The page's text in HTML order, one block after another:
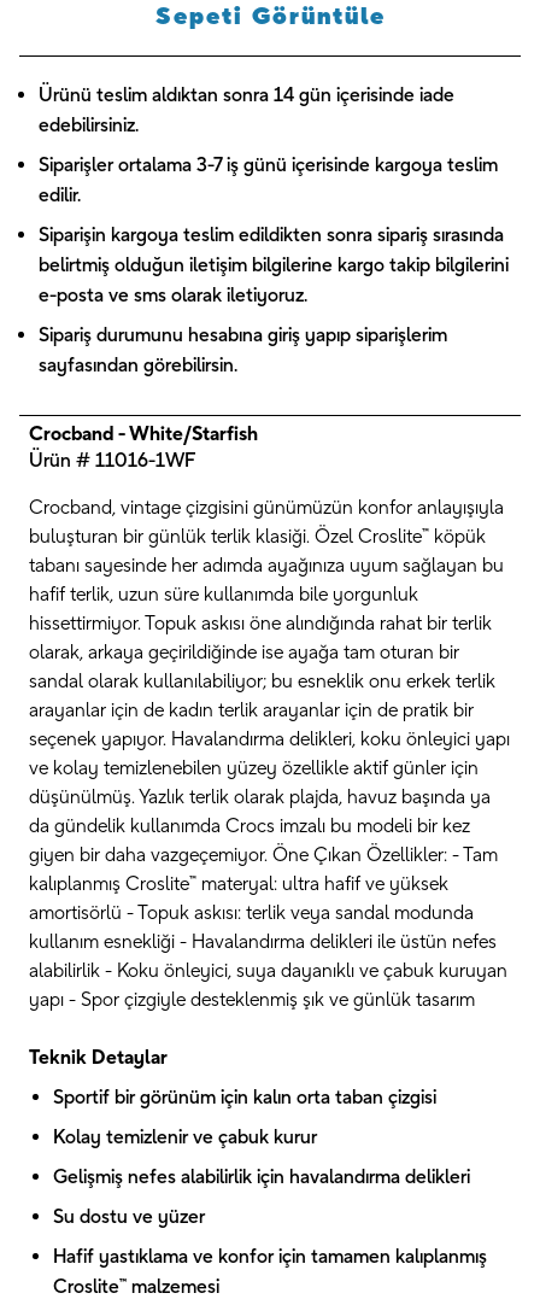
Sepeti Görüntüle
Ürünü teslim aldıktan sonra 14 gün içerisinde iade
edebilirsiniz.
Siparişler ortalama 3-7 iş günü içerisinde kargoya teslim
edilir.
Siparişin kargoya teslim edildikten sonra sipariş sırasında
belirtmiş olduğun iletişim bilgilerine kargo takip bilgilerini
e-posta ve sms olarak iletiyoruz.
Sipariş durumunu hesabına giriş yapıp siparişlerim
sayfasından görebilirsin.
Crocband - White/Starfish
Ürün # 11016-1WF
Crocband, vintage çizgisini günümüzün konfor anlayışıyla
buluşturan bir günlük terlik klasiği. Özel Croslite™ köpük
tabanı sayesinde her adımda ayağınıza uyum sağlayan bu
hafif terlik, uzun süre kullanımda bile yorgunluk
hissettirmiyor. Topuk askısı öne alındığında rahat bir terlik
olarak, arkaya geçirildiğinde ise ayağa tam oturan bir
sandal olarak kullanılabiliyor; bu esneklik onu erkek terlik
arayanlar için de kadın terlik arayanlar için de pratik bir
seçenek yapıyor. Havalandırma delikleri, koku önleyici yapı
ve kolay temizlenebilen yüzey özellikle aktif günler için
düşünülmüş. Yazlık terlik olarak plajda, havuz başında ya
da gündelik kullanımda Crocs imzalı bu modeli bir kez
giyen bir daha vazgeçemiyor. Öne Çıkan Özellikler: - Tam
kalıplanmış Croslite™ materyal: ultra hafif ve yüksek
amortisörlü - Topuk askısı: terlik veya sandal modunda
kullanım esnekliği - Havalandırma delikleri ile üstün nefes
alabilirlik - Koku önleyici, suya dayanıklı ve çabuk kuruyan
yapı - Spor çizgiyle desteklenmiş şık ve günlük tasarım
Teknik Detaylar
Sportif bir görünüm için kalın orta taban çizgisi
Kolay temizlenir ve çabuk kurur
Gelişmiş nefes alabilirlik için havalandırma delikleri
Su dostu ve yüzer
Hafif yastıklama ve konfor için tamamen kalıplanmış
Croslite™ malzemesi